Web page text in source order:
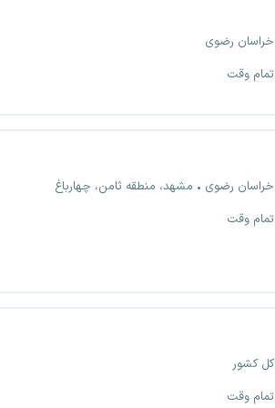
خراسان رضوی
تمام وقت
خراسان رضوی
مشهد، منطقه ثامن، چهارباغ
تمام وقت
کل کشور
تمام وقت